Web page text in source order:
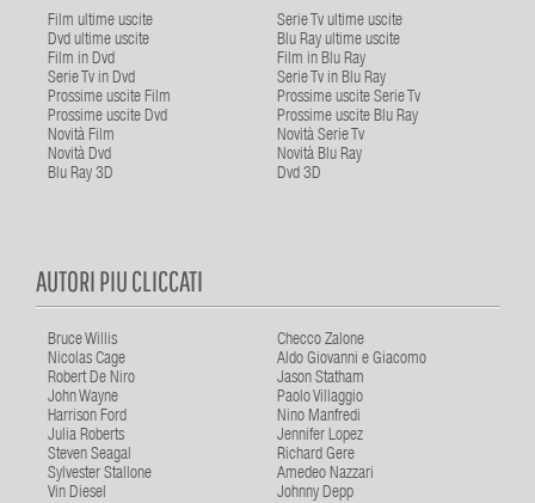
Film ultime uscite
Serie Tv ultime uscite
Dvd ultime uscite
Blu Ray ultime uscite
Film in Dvd
Film in Blu Ray
Serie Tv in Dvd
Serie Tv in Blu Ray
Prossime uscite Film
Prossime uscite Serie Tv
Prossime uscite Dvd
Prossime uscite Blu Ray
Novità Film
Novità Serie Tv
Novità Dvd
Novità Blu Ray
Blu Ray 3D
Dvd 3D
AUTORI PIU CLICCATI
Bruce Willis
Checco Zalone
Nicolas Cage
Aldo Giovanni e Giacomo
Robert De Niro
Jason Statham
John Wayne
Paolo Villaggio
Harrison Ford
Nino Manfredi
Julia Roberts
Jennifer Lopez
Steven Seagal
Richard Gere
Sylvester Stallone
Amedeo Nazzari
Vin Diesel
Johnny Depp